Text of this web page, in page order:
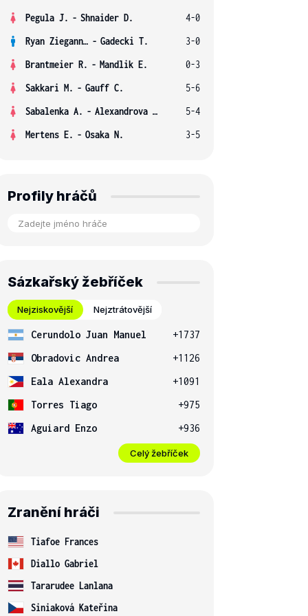
Pegula J. - Shnaider D.
4-0
Ryan Ziegann S. - Gadecki T.
3-0
Brantmeier R. - Mandlik E.
0-3
Sakkari M. - Gauff C.
5-6
Sabalenka A. - Alexandrova E.
5-4
Mertens E. - Osaka N. 3-5
Profily hráčů
Sázkařský žebříček
Nejziskovější Nejztrátovější
Cerundolo Juan Manuel
+1737
Obradovic Andrea
+1126
Eala Alexandra
+1091
Torres Tiago
+975
Aguiard Enzo
+936
Celý žebříček
Zranění hráči
Tiafoe Frances
Diallo Gabriel
Tararudee Lanlana
Siniaková Kateřina